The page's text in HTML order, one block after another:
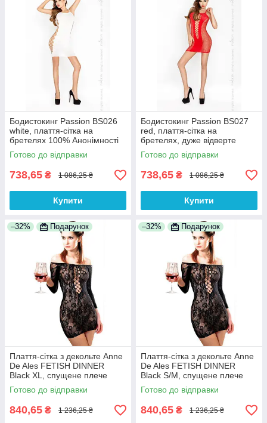
Бодистокинг Passion BS026
white, плаття-сітка на
бретелях 100% Анонімності
Готово до відправки
738,65 ₴ 1 086,25 ₴
Купити
Бодистокинг Passion BS027
red, плаття-сітка на
бретелях, дуже відверте
100% Анонімності
Готово до відправки
738,65 ₴ 1 086,25 ₴
Купити
–32% Подарунок
Плаття-сітка з декольте Anne
De Ales FETISH DINNER
Black XL, спущене плече
100% Анонімності
Готово до відправки
840,65 ₴ 1 236,25 ₴
–32% Подарунок
Плаття-сітка з декольте Anne
De Ales FETISH DINNER
Black S/M, спущене плече
100% Анонімності
Готово до відправки
840,65 ₴ 1 236,25 ₴